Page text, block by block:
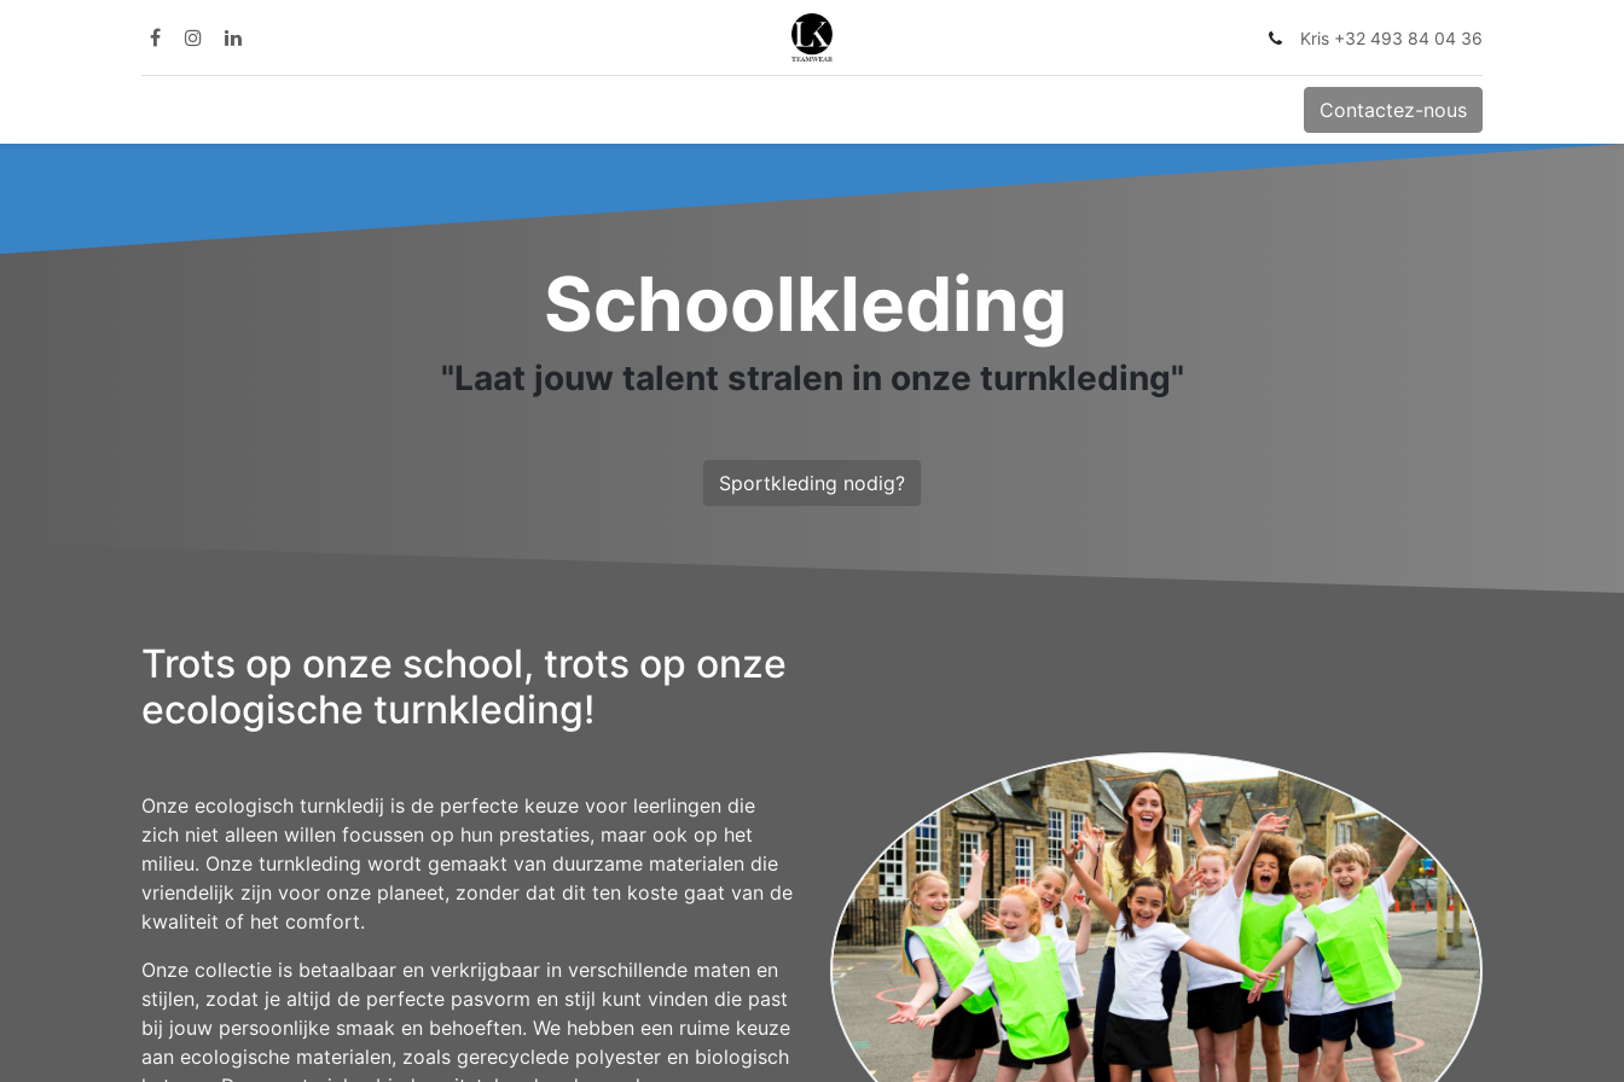
Kris +32 493 84 04 36
Contactez-nous
Schoolkleding
"Laat jouw talent stralen in onze turnkleding"
Sportkleding nodig?
Trots op onze school, trots op onze
ecologische turnkleding!
Onze ecologisch turnkledij is de perfecte keuze voor leerlingen die
zich niet alleen willen focussen op hun prestaties, maar ook op het
milieu. Onze turnkleding wordt gemaakt van duurzame materialen die
vriendelijk zijn voor onze planeet, zonder dat dit ten koste gaat van de
kwaliteit of het comfort.
Onze collectie is betaalbaar en verkrijgbaar in verschillende maten en
stijlen, zodat je altijd de perfecte pasvorm en stijl kunt vinden die past
bij jouw persoonlijke smaak en behoeften. We hebben een ruime keuze
aan ecologische materialen, zoals gerecyclede polyester en biologisch